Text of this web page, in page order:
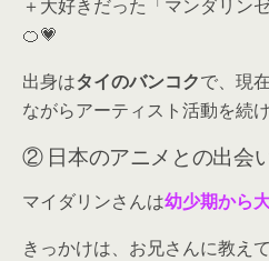
＋大好きだった「マンダリン
🍊💗
出身はタイのバンコクで、現
ながらアーティスト活動を
② 日本のアニメとの出会
マイダリンさんは幼少期から
きっかけは、お兄さんに教え